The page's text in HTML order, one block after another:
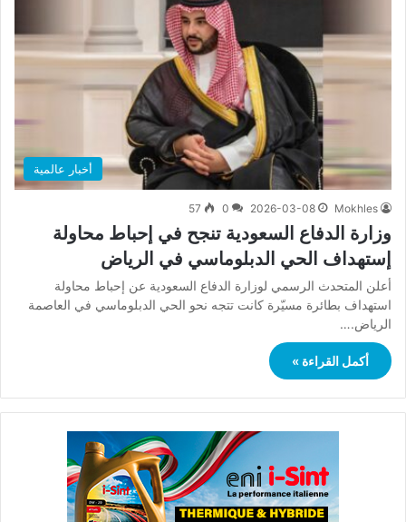
أخبار عالمية
Mokhles
2026-03-08
0
57
وزارة الدفاع السعودية تنجح في إحباط محاولة
إستهداف الحي الدبلوماسي في الرياض
أعلن المتحدث الرسمي لوزارة الدفاع السعودية عن إحباط محاولة
استهداف بطائرة مسيّرة كانت تتجه نحو الحي الدبلوماسي في العاصمة
الرياض.…
أكمل القراءة »